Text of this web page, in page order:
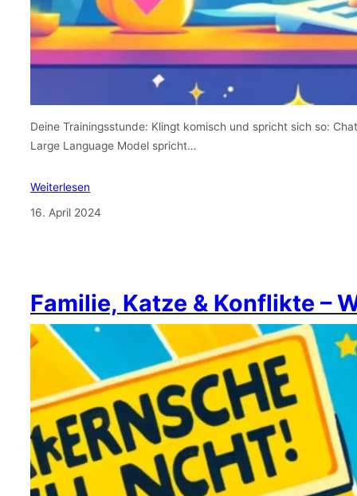
Deine Trainingsstunde: Klingt komisch und spricht sich so:
Large Language Model spricht…
Weiterlesen
16. April 2024
Familie, Katze & Konflikte –